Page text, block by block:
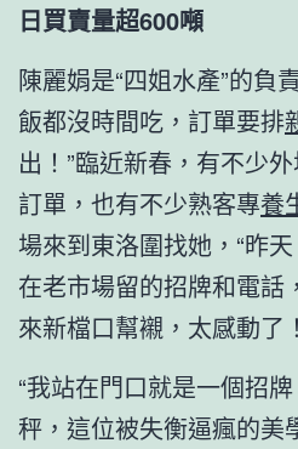
日買賣量超600噸
陳麗娟是“四姐水產”的負
飯都沒時間吃，訂單要排
出！”臨近新春，有不少
訂單，也有不少熟客專養
場來到東洛圍找她，“昨
在老市場留的招牌和電話
來新檔口幫襯，太感動了
“我站在門口就是一個招
秤，這位被失衡逼瘋的美